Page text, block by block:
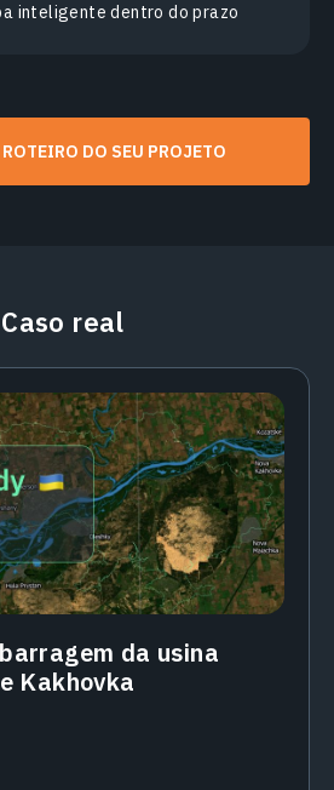
inteligente dentro do prazo
DO SEU PROJETO
Caso real
da usina
Kakhovka